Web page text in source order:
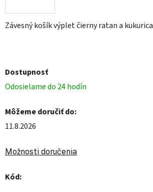
Závesný košík výplet čierny ratan a kukurica
Dostupnosť
Odosielame do 24 hodín
Môžeme doručiť do:
11.8.2026
Možnosti doručenia
Kód: